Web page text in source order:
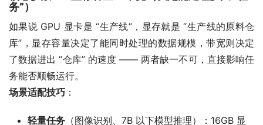
务”）
如果说 GPU 显卡是 “生产线”，显存就是 “生产线的原料仓
库”，显存容量决定了能同时处理的数据规模，带宽则决定
了数据进出 “仓库” 的速度 —— 两者缺一不可，直接影响任
务能否顺畅运行。
场景适配技巧 ：
轻量任务 （图像识别、7B 以下模型推理）：16GB 显